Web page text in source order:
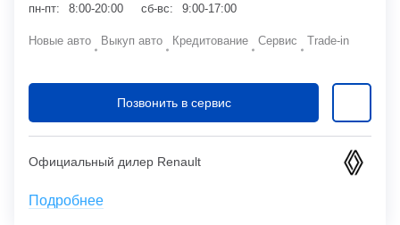
пн-пт:
8:00-20:00 сб-вс: 9:00-17:00
Новые авто Выкуп авто Кредитование Сервис Trade-in
Позвонить в сервис
Официальный дилер Renault
Подробнее